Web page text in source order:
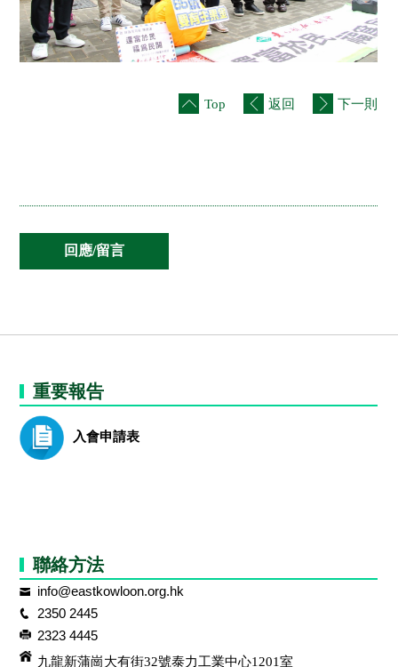
Top 返回 下一則
重要報告
入會申請表
聯絡方法
info@eastkowloon.org.hk
2350 2445
2323 4445
九龍新蒲崗大有街32號泰力工業中心1201室